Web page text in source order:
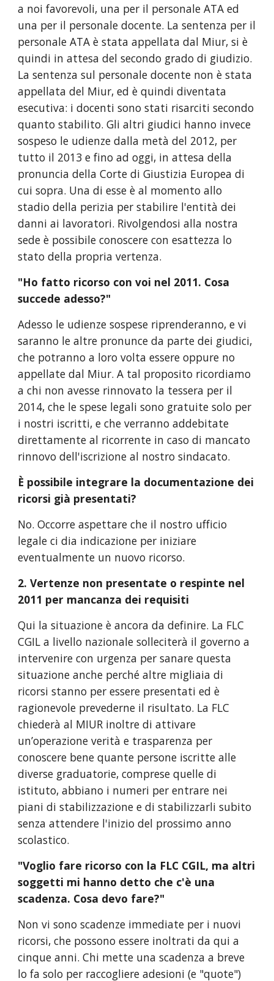
a noi favorevoli, una per il personale ATA ed
una per il personale docente. La sentenza per il
personale ATA è stata appellata dal Miur, si è
quindi in attesa del secondo grado di giudizio.
La sentenza sul personale docente non è stata
appellata del Miur, ed è quindi diventata
esecutiva: i docenti sono stati risarciti secondo
quanto stabilito. Gli altri giudici hanno invece
sospeso le udienze dalla metà del 2012, per
tutto il 2013 e fino ad oggi, in attesa della
pronuncia della Corte di Giustizia Europea di
cui sopra. Una di esse è al momento allo
stadio della perizia per stabilire l'entità dei
danni ai lavoratori. Rivolgendosi alla nostra
sede è possibile conoscere con esattezza lo
stato della propria vertenza.
"Ho fatto ricorso con voi nel 2011. Cosa
succede adesso?"
Adesso le udienze sospese riprenderanno, e vi
saranno le altre pronunce da parte dei giudici,
che potranno a loro volta essere oppure no
appellate dal Miur. A tal proposito ricordiamo
a chi non avesse rinnovato la tessera per il
2014, che le spese legali sono gratuite solo per
i nostri iscritti, e che verranno addebitate
direttamente al ricorrente in caso di mancato
rinnovo dell'iscrizione al nostro sindacato.
È possibile integrare la documentazione dei
ricorsi già presentati?
No. Occorre aspettare che il nostro ufficio
legale ci dia indicazione per iniziare
eventualmente un nuovo ricorso.​
2. Vertenze non presentate o respinte nel
2011 per mancanza dei requisiti
Qui la situazione è ancora da definire. La FLC
CGIL a livello nazionale solleciterà il governo a
intervenire con urgenza per sanare questa
situazione anche perché altre migliaia di
ricorsi stanno per essere presentati ed è
ragionevole prevederne il risultato. La FLC
chiederà al MIUR inoltre di attivare
un’operazione verità e trasparenza per
conoscere bene quante persone iscritte alle
diverse graduatorie, comprese quelle di
istituto, abbiano i numeri per entrare nei
piani di stabilizzazione e di stabilizzarli subito
senza attendere l'inizio del prossimo anno
scolastico.
"Voglio fare ricorso con la FLC CGIL, ma altri
soggetti mi hanno detto che c'è una
scadenza. Cosa devo fare?"
Non vi sono scadenze immediate per i nuovi
ricorsi, che possono essere inoltrati da qui a
cinque anni. Chi mette una scadenza a breve
lo fa solo per raccogliere adesioni (e "quote")